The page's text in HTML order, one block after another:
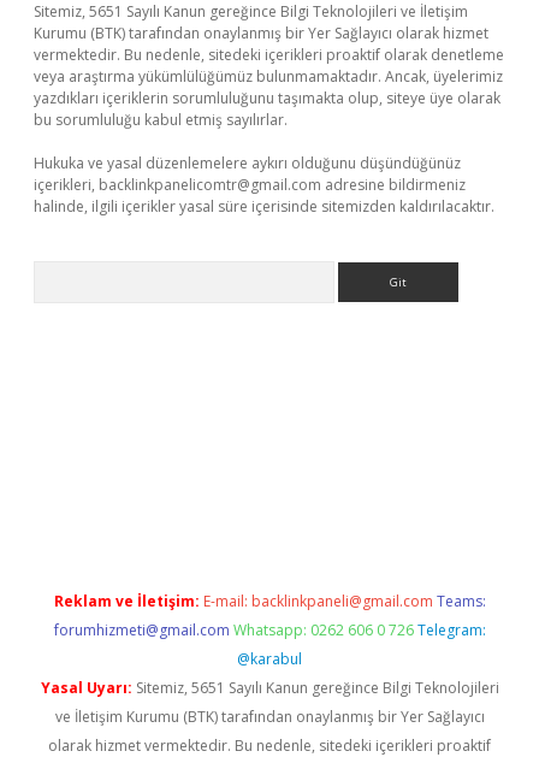
Sitemiz, 5651 Sayılı Kanun gereğince Bilgi Teknolojileri ve İletişim
Kurumu (BTK) tarafından onaylanmış bir Yer Sağlayıcı olarak hizmet
vermektedir. Bu nedenle, sitedeki içerikleri proaktif olarak denetleme
veya araştırma yükümlülüğümüz bulunmamaktadır. Ancak, üyelerimiz
yazdıkları içeriklerin sorumluluğunu taşımakta olup, siteye üye olarak
bu sorumluluğu kabul etmiş sayılırlar.
Hukuka ve yasal düzenlemelere aykırı olduğunu düşündüğünüz
içerikleri, backlinkpanelicomtr@gmail.com adresine bildirmeniz
halinde, ilgili içerikler yasal süre içerisinde sitemizden kaldırılacaktır.
Reklam ve İletişim: E-mail: backlinkpaneli@gmail.com Teams:
forumhizmeti@gmail.com Whatsapp: 0262 606 0 726 Telegram:
@karabul
Yasal Uyarı: Sitemiz, 5651 Sayılı Kanun gereğince Bilgi Teknolojileri
ve İletişim Kurumu (BTK) tarafından onaylanmış bir Yer Sağlayıcı
olarak hizmet vermektedir. Bu nedenle, sitedeki içerikleri proaktif